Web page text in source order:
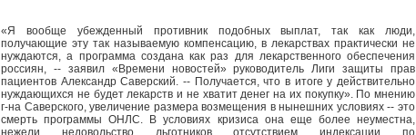
«Я вообще убежденный противник подобных выплат, так как люди,
получающие эту так называемую компенсацию, в лекарствах практически не
нуждаются, а программа создана как раз для лекарственного обеспечения
россиян, -- заявил «Времени новостей» руководитель Лиги защиты прав
пациентов Александр Саверский. -- Получается, что в итоге у действительно
нуждающихся не будет лекарств и не хватит денег на их покупку». По мнению
г-на Саверского, увеличение размера возмещения в нынешних условиях -- это
смерть программы ОНЛС. В условиях кризиса она еще более неуместна,
нежели недовольство льготников отсутствием индексации по